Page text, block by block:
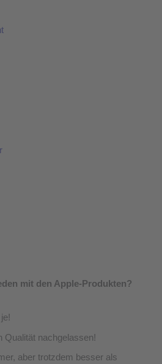
mit den Apple-Produkten?
Qualität nachgelassen!
aber trotzdem besser als